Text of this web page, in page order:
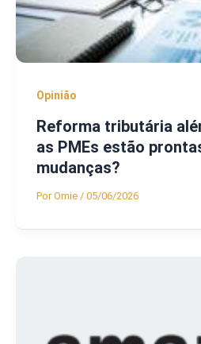
Opinião
Reforma tributária
as PMEs estão
mudanças?
PorOmie / 05/06/2026